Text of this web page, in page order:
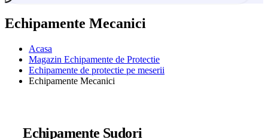
Echipamente Mecanici
Acasa
Magazin Echipamente de Protectie
Echipamente de protectie pe meserii
Echipamente Mecanici
Echipamente Sudori